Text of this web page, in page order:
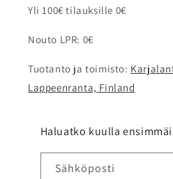
Yli 100€ tilauksille 0€
Nouto LPR: 0€
Tuotanto ja toimisto:
Lappeenranta, Finland
Haluatko kuulla
Sähköposti